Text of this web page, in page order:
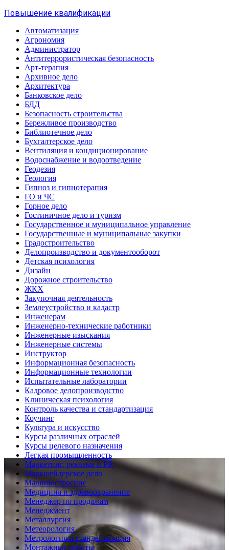
Повышение квалификации
Автоматизация
Агрономия
Администратор
Антитеррористическая безопасность
Арт-терапия
Архивное дело
Архитектура
Банковское дело
БДД
Безопасность строительства
Бережливое производство
Библиотечное дело
Бухгалтерское дело
Вентиляция и кондиционирование
Водоснабжение и водоотведение
Геодезия
Геология
Гипноз и гипнотерапия
ГО и ЧС
Горное дело
Гостиничное дело и туризм
Государственное и муниципальное управление
Государственные и муниципальные закупки
Градостроительство
Делопроизводство и документооборот
Детская психология
Дизайн
Дорожное строительство
ЖКХ
Закупочная деятельность
Землеустройство и кадастр
Инженерам
Инженерно-технические работники
Инженерные изыскания
Инженерные системы
Инструктор
Информационная безопасность
Информационные технологии
Испытательные лаборатории
Кадровое делопроизводство
Клиническая психология
Контроль качества и стандартизация
Коучинг
Культура и искусство
Курсы различных отраслей
Курсы целевого назначения
Легкая промышленность
Маркетинг, реклама и PR
Маркшейдерское дело
Машиностроение
Медицина и здравоохранение
Менеджер по продажам
Менеджмент
Металлургия
Метеорология
Метрология и стандартизация
Монтажные работы